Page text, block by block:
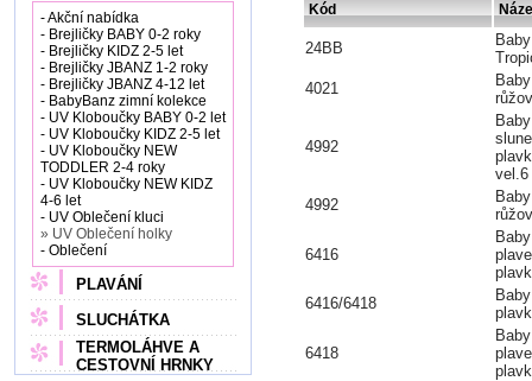
- Akční nabídka
- Brejličky BABY 0-2 roky
- Brejličky KIDZ 2-5 let
- Brejličky JBANZ 1-2 roky
- Brejličky JBANZ 4-12 let
- BabyBanz zimní kolekce
- UV Kloboučky BABY 0-2 let
- UV Kloboučky KIDZ 2-5 let
- UV Kloboučky NEW
TODDLER 2-4 roky
- UV Kloboučky NEW KIDZ
4-6 let
- UV Oblečení kluci
» UV Oblečení holky
- Oblečení
PLAVÁNÍ
SLUCHÁTKA
TERMOLÁHVE A
CESTOVNÍ HRNKY
Kód
24BB
4021
4992
vel.6
4992
6416
6416/6418
6418